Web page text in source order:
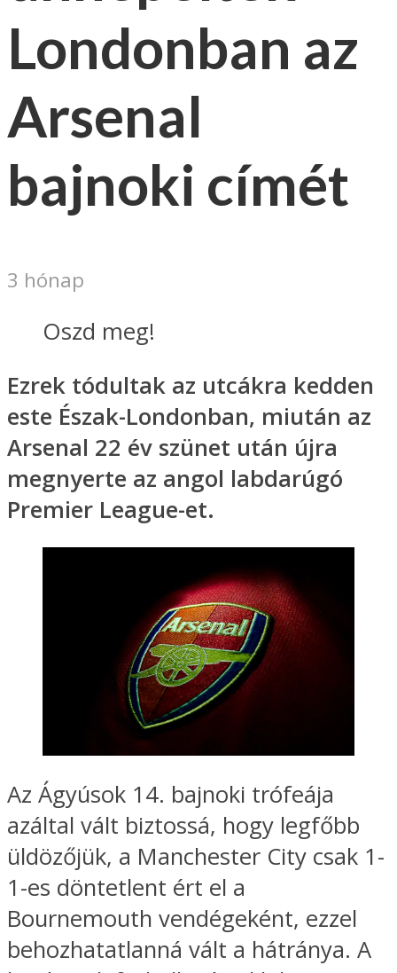
Londonban az
Arsenal
bajnoki címét
3 hónap
Oszd meg!
Ezrek tódultak az utcákra kedden
este Észak-Londonban, miután az
Arsenal 22 év szünet után újra
megnyerte az angol labdarúgó
Premier League-et.
Az Ágyúsok 14. bajnoki trófeája
azáltal vált biztossá, hogy legfőbb
üldözőjük, a Manchester City csak 1-
1-es döntetlent ért el a
Bournemouth vendégeként, ezzel
behozhatatlanná vált a hátránya. A